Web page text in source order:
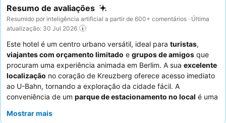
Resumo de avaliações
Resumido por inteligência artificial a partir de 600+ comentários · Última
atualização: 30 Jul 2026
Este hotel é um centro urbano versátil, ideal para turistas,
viajantes com orçamento limitado e grupos de amigos que
procuram uma experiência animada em Berlim. A sua excelente
localização no coração de Kreuzberg oferece acesso imediato
ao U-Bahn, tornando a exploração da cidade fácil. A
conveniência de um parque de estacionamento no local é uma
elogiam consistentemente os
Mostrar mais